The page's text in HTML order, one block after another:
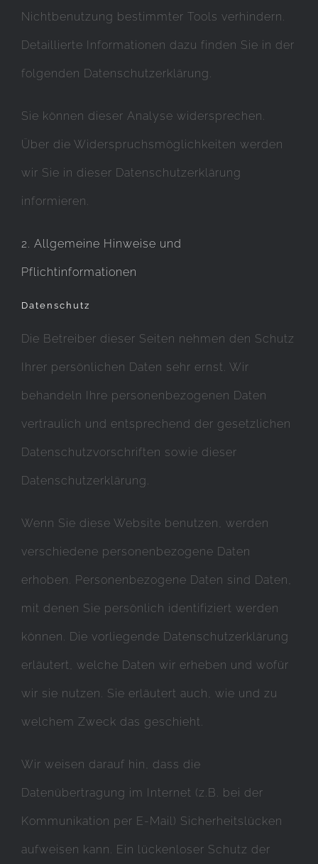
Nichtbenutzung bestimmter Tools verhindern.
Detaillierte Informationen dazu finden Sie in der
folgenden Datenschutzerklärung.
Sie können dieser Analyse widersprechen.
Über die Widerspruchsmöglichkeiten werden
wir Sie in dieser Datenschutzerklärung
informieren.
2. Allgemeine Hinweise und
Pflichtinformationen
Datenschutz
Die Betreiber dieser Seiten nehmen den Schutz
Ihrer persönlichen Daten sehr ernst. Wir
behandeln Ihre personenbezogenen Daten
vertraulich und entsprechend der gesetzlichen
Datenschutzvorschriften sowie dieser
Datenschutzerklärung.
Wenn Sie diese Website benutzen, werden
verschiedene personenbezogene Daten
erhoben. Personenbezogene Daten sind Daten,
mit denen Sie persönlich identifiziert werden
können. Die vorliegende Datenschutzerklärung
erläutert, welche Daten wir erheben und wofür
wir sie nutzen. Sie erläutert auch, wie und zu
welchem Zweck das geschieht.
Wir weisen darauf hin, dass die
Datenübertragung im Internet (z.B. bei der
Kommunikation per E-Mail) Sicherheitslücken
aufweisen kann. Ein lückenloser Schutz der